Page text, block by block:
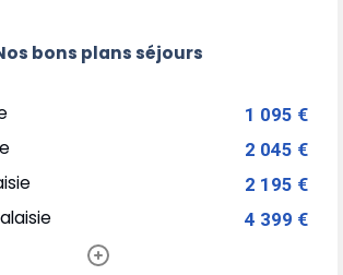
bons plans séjours
1 095 €
2 045 €
2 195 €
4 399 €